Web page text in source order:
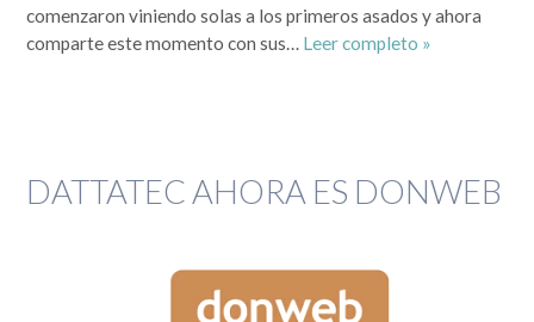
comenzaron viniendo solas a los primeros asados y ahora
comparte este momento con sus… Leer completo »
DATTATEC AHORA ES DONWEB